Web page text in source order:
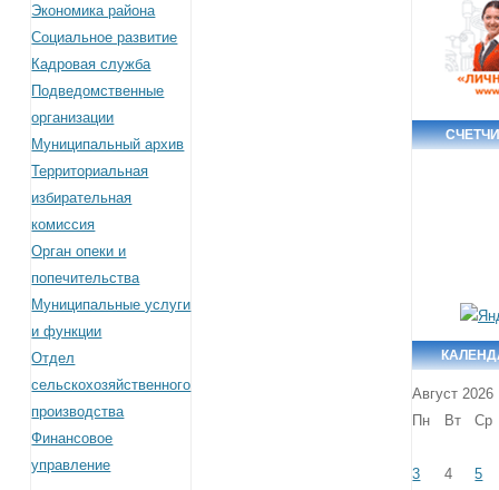
Экономика района
Социальное развитие
Кадровая служба
Подведомственные
организации
Муниципальный архив
Территориальная
избирательная
комиссия
Орган опеки и
попечительства
Муниципальные услуги
и функции
Отдел
сельскохозяйственного
производства
Финансовое
управление
Август 2026
Пн
Вт Ср
3 4
5